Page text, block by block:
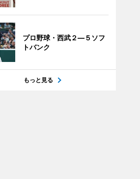
プロ野球・西武２―５ソフ
トバンク
もっと見る